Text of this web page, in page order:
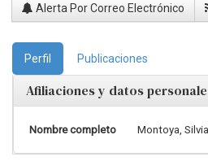
Alerta Por Correo Electrónico
Perfil Publicaciones
Afiliaciones y datos
Nombre completo Montoya, Silvia